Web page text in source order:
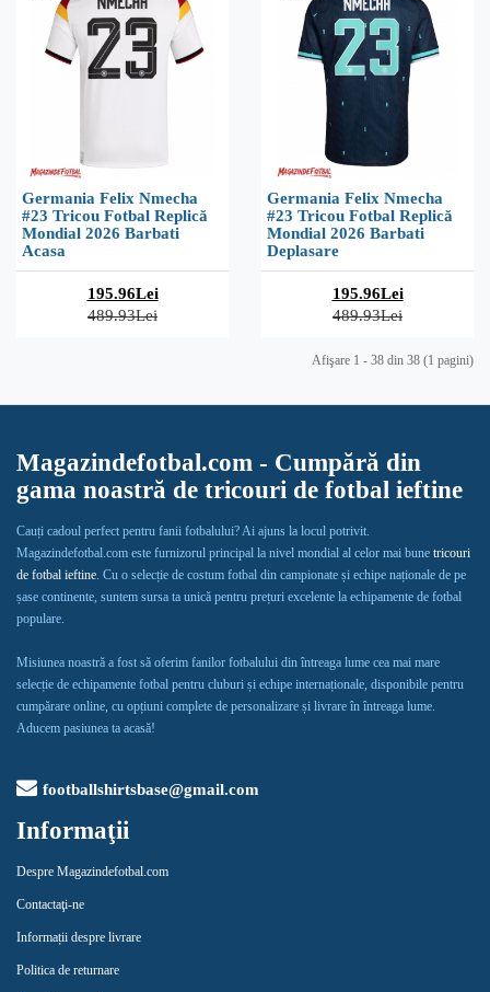
Germania Felix Nmecha
#23 Tricou Fotbal Replică
Mondial 2026 Barbati
Acasa
195.96Lei
489.93Lei
Germania Felix Nmecha
#23 Tricou Fotbal Replică
Mondial 2026 Barbati
Deplasare
195.96Lei
489.93Lei
Afişare 1 - 38 din 38 (1 pagini)
Magazindefotbal.com - Cumpără din
gama noastră de tricouri de fotbal ieftine
Cauți cadoul perfect pentru fanii fotbalului? Ai ajuns la locul potrivit.
Magazindefotbal.com este furnizorul principal la nivel mondial al celor mai bune tricouri
de fotbal ieftine. Cu o selecție de costum fotbal din campionate și echipe naționale de pe
șase continente, suntem sursa ta unică pentru prețuri excelente la echipamente de fotbal
populare.
Misiunea noastră a fost să oferim fanilor fotbalului din întreaga lume cea mai mare
selecție de echipamente fotbal pentru cluburi și echipe internaționale, disponibile pentru
cumpărare online, cu opțiuni complete de personalizare și livrare în întreaga lume.
Aducem pasiunea ta acasă!
footballshirtsbase@gmail.com
Informaţii
Despre Magazindefotbal.com
Contactaţi-ne
Informații despre livrare
Politica de returnare